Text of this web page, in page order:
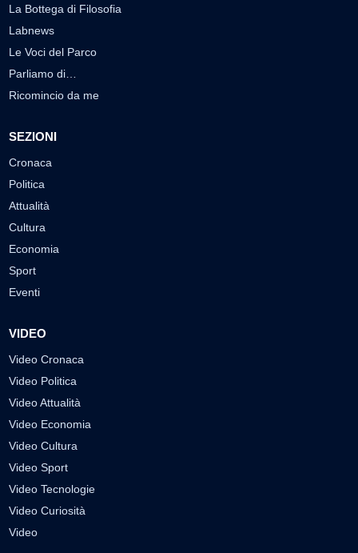
La Bottega di Filosofia
Labnews
Le Voci del Parco
Parliamo di…
Ricomincio da me
SEZIONI
Cronaca
Politica
Attualità
Cultura
Economia
Sport
Eventi
VIDEO
Video Cronaca
Video Politica
Video Attualità
Video Economia
Video Cultura
Video Sport
Video Tecnologie
Video Curiosità
Video